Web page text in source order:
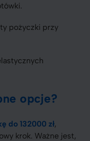
pożyczki przy
opcje?
do 132000 zł,
krok. Ważne jest,